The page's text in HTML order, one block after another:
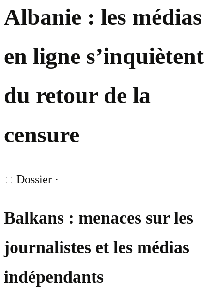
Albanie : les médias
en ligne s’inquiètent
du retour de la
censure
Dossier ·
Balkans : menaces sur les
journalistes et les médias
indépendants